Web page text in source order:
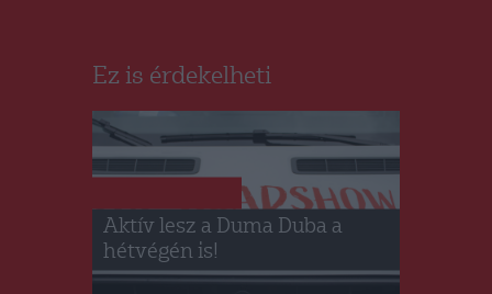
Ez is érdekelheti
Aktív lesz a Duma Duba a
hétvégén is!